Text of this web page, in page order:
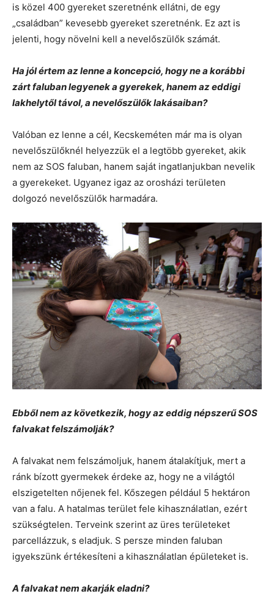
is közel 400 gyereket szeretnénk ellátni, de egy
„családban” kevesebb gyereket szeretnénk. Ez azt is
jelenti, hogy növelni kell a nevelőszülők számát.
Ha jól értem az lenne a koncepció, hogy ne a korábbi
zárt faluban legyenek a gyerekek, hanem az eddigi
lakhelytől távol, a nevelőszülők lakásaiban?
Valóban ez lenne a cél, Kecskeméten már ma is olyan
nevelőszülőknél helyezzük el a legtöbb gyereket, akik
nem az SOS faluban, hanem saját ingatlanjukban nevelik
a gyerekeket. Ugyanez igaz az orosházi területen
dolgozó nevelőszülők harmadára.
Ebből nem az következik, hogy az eddig népszerű SOS
falvakat felszámolják?
A falvakat nem felszámoljuk, hanem átalakítjuk, mert a
ránk bízott gyermekek érdeke az, hogy ne a világtól
elszigetelten nőjenek fel. Kőszegen például 5 hektáron
van a falu. A hatalmas terület fele kihasználatlan, ezért
szükségtelen. Terveink szerint az üres területeket
parcellázzuk, s eladjuk. S persze minden faluban
igyekszünk értékesíteni a kihasználatlan épületeket is.
A falvakat nem akarják eladni?